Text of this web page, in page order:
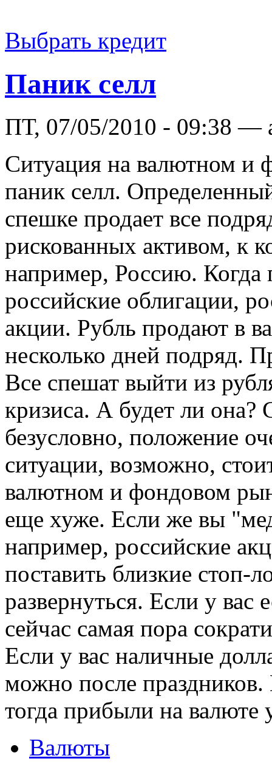
Выбрать кредит
Паник селл
ПТ, 07/05/2010 - 09:38 —
Ситуация на валютном и
паник селл.
спешке продает все
рискованных активом, к
например, Россию.
российские облигации,
акции. Рубль продают в
несколько дней подряд.
Все спешат выйти из
кризиса. А будет ли она?
безусловно, положение
ситуации, возможно,
валютном и фондовом
еще хуже. Если же вы
например, российские
поставить близкие стоп-
развернуться. Если у вас
сейчас самая пора
Если у вас наличные
можно после
тогда прибыли на валюте
Валюты